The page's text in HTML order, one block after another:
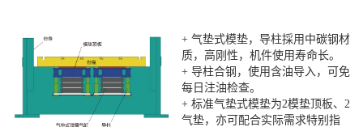
+ 气垫式模垫，导柱採用中碳钢材
质，高刚性，机件使用寿命长。
+ 导柱合钢，使用含油导入，可免
每日注油检查。
+ 标准气垫式模垫为2模垫顶板、2
气垫，亦可配合实际需求特别指